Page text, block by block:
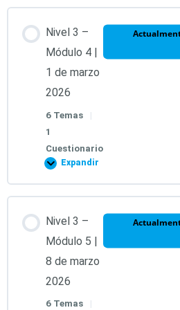
Nivel 3 –
Módulo 4 |
1 de marzo
2026
6 Temas
|
1
Cuestionario
Expandir
Contenido de la Lección
0% COMPLETADO
1. Llave 12. Símbolos
Nivel 3 –
Módulo 5 |
8 de marzo
2026
6 Temas
|